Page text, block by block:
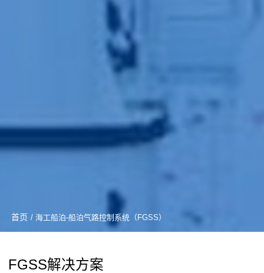
首页 / 海工船泊-船泊气路控制系统（FGSS）
FGSS解决方案